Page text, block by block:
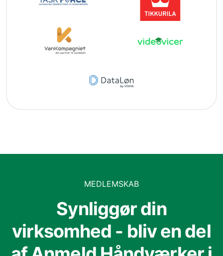
MEDLEMSKAB
Synliggør din
virksomhed - bliv en del